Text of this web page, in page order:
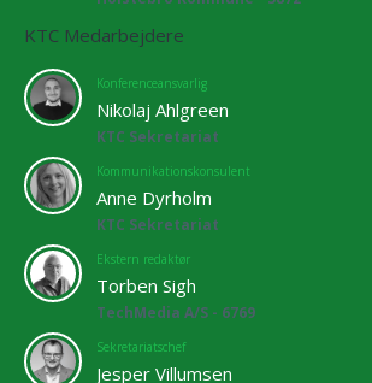
KTC Medarbejdere
Konferenceansvarlig
Nikolaj Ahlgreen
KTC Sekretariat
Kommunikationskonsulent
Anne Dyrholm
KTC Sekretariat
Ekstern redaktør
Torben Sigh
TechMedia A/S - 6769
Sekretariatschef
Jesper Villumsen